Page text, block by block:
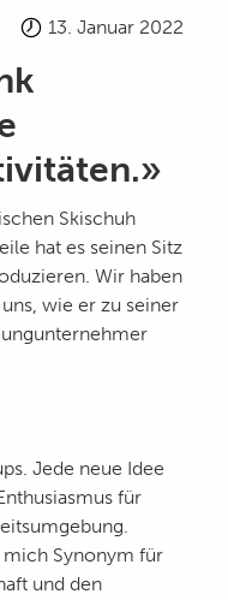
13. Januar 2022
Skischuh
hat es seinen Sitz
Wir haben
wie er zu seiner
Jede neue Idee
für
Synonym für
und den